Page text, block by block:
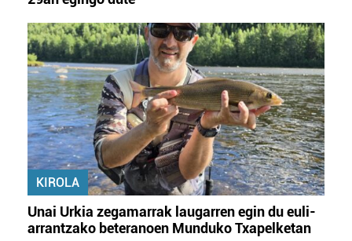
KIROLA
Unai Urkia zegamarrak laugarren egin du euli-
arrantzako beteranoen Munduko Txapelketan